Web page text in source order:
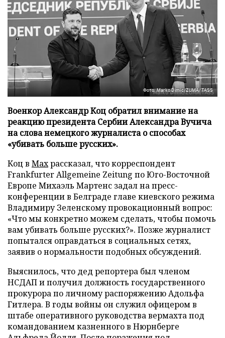
Фото: Marko Dimic/ZUMA/TASS
Военкор Александр Коц обратил внимание на
реакцию президента Сербии Александра Вучича
на слова немецкого журналиста о способах
«убивать больше русских».
Коц в Махрассказал, что корреспондент
Frankfurter Allgemeine Zeitung по Юго-Восточной
Европе Михаэль Мартенс задал на пресс-
конференции в Белграде главе киевского режима
Владимиру Зеленскому провокационный вопрос:
«Что мы конкретно можем сделать, чтобы помочь
вам убивать больше русских?». Позже журналист
попытался оправдаться в социальных сетях,
заявив о нормальности подобных обсуждений.
Выяснилось, что дед репортера был членом
НСДАП и получил должность государственного
прокурора по личному распоряжению Адольфа
Гитлера. В годы войны он служил офицером в
штабе оперативного руководства вермахта под
командованием казненного в Нюрнберге